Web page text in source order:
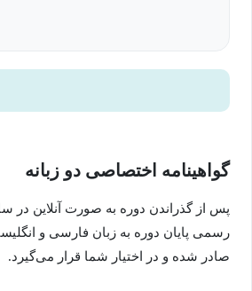
و من توی این دوره خیلی نکته راجع به
توی دوره گفتم رو ندونید گیج میشید!
برای هر کسی که میخواد برنامه نویسی
گواهینامه اختصاصی دو زبانه
پس از گذراندن دوره به صورت آنلاین در
رسمی پایان دوره به زبان فارسی و
صادر شده و در اختیار شما قرار می‌گیرد.